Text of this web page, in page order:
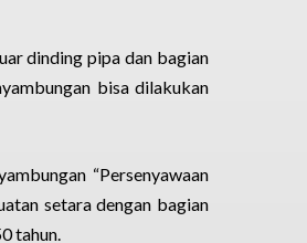
dinding pipa dan bagian
bisa dilakukan
“Persenyawaan
setara dengan bagian
tahun.